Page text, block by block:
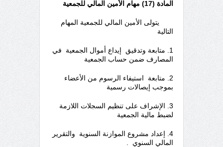
المادة (17) مهام الأمين المالي للجمعية
يتولى الأمين المالي للجمعية المهام
التالية
1. متابعة وتدقيق إيداع أموال الجمعية في
المصارف ضمن حساب الجمعية
2. متابعة استيفاء الرسوم من الأعضاء
بموجب إيصالات رسمية
3. الإشراف على تنظيم السجلات اللازمة
لضبط مالية الجمعية
4. إعداد مشروع الموازنة السنوية والتقرير
المالي السنوي .